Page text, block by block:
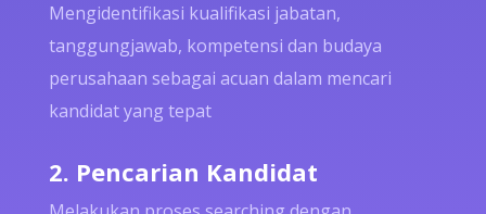
Mengidentifikasi kualifikasi jabatan,
tanggungjawab, kompetensi dan budaya
perusahaan sebagai acuan dalam mencari
kandidat yang tepat
2. Pencarian Kandidat